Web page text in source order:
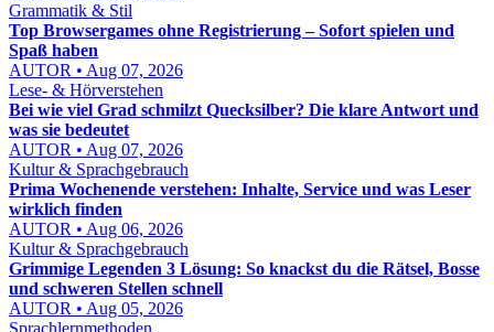
Grammatik & Stil
Top Browsergames ohne Registrierung – Sofort spielen und
Spaß haben
AUTOR • Aug 07, 2026
Lese- & Hörverstehen
Bei wie viel Grad schmilzt Quecksilber? Die klare Antwort und
was sie bedeutet
AUTOR • Aug 07, 2026
Kultur & Sprachgebrauch
Prima Wochenende verstehen: Inhalte, Service und was Leser
wirklich finden
AUTOR • Aug 06, 2026
Kultur & Sprachgebrauch
Grimmige Legenden 3 Lösung: So knackst du die Rätsel, Bosse
und schweren Stellen schnell
AUTOR • Aug 05, 2026
Sprachlernmethoden